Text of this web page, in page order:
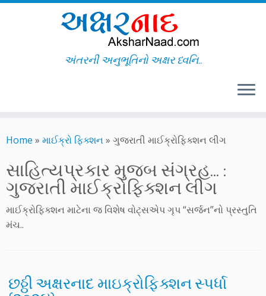
to
અંતરની અનુભૂતિનો અક્ષર ધ્વનિ..
Home » માઈક્રો ફિક્શન» ગુજરાતી માઈક્રોફિક્શન લીગ
સાહિત્યપ્રકાર મુજબ સંગ્રહ... :
ગુજરાતી માઈક્રોફિક્શન લીગ
માઈક્રોફિક્શન માટેના જ વિશેષ વોટ્સએપ ગૃપ “સર્જન”નો પ્રસ્તુતિ
મંચ..
છઠ્ઠી અક્ષરનાદ માઇક્રોફિક્શન સ્પર્ધા